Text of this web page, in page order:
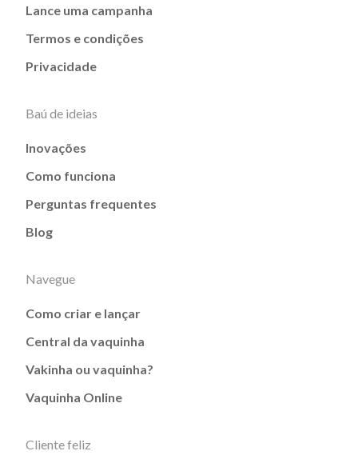
Lance uma campanha
Termos e condições
Privacidade
Baú de ideias
Inovações
Como funciona
Perguntas frequentes
Blog
Navegue
Como criar e lançar
Central da vaquinha
Vakinha ou vaquinha?
Vaquinha Online
Cliente feliz